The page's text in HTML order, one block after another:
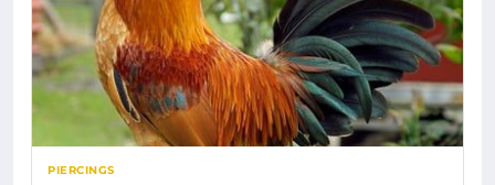
PIERCINGS